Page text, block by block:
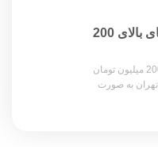
ارسال رایگان برای سفارش های بالای 200
چنان چه جمع صورت حساب شما بالای 200 میلیون تومان
به صورت